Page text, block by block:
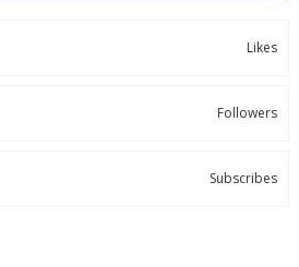
Likes
Followers
Subscribes